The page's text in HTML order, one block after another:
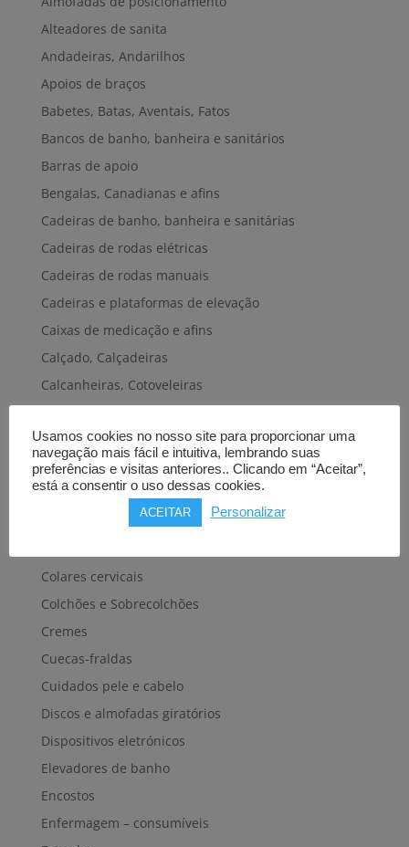
Alteadores de sanita
Andadeiras, Andarilhos
Apoios de braços
Babetes, Batas, Aventais, Fatos
Bancos de banho, banheira e sanitários
Barras de apoio
Bengalas, Canadianas e afins
Cadeiras de banho, banheira e sanitárias
Cadeiras de rodas elétricas
Cadeiras de rodas manuais
Cadeiras e plataformas de elevação
Caixas de medicação e afins
Calçado, Calçadeiras
Calcanheiras, Cotoveleiras
Carros hospitalares
Cestas, Arneses
Cintas e Faixas
Cintos, Coletes e afins
Colares cervicais
Colchões e Sobrecolchões
Cremes
Cuecas-fraldas
Cuidados pele e cabelo
Discos e almofadas giratórios
Dispositivos eletrónicos
Elevadores de banho
Encostos
Enfermagem – consumíveis
Usamos cookies no nosso site para proporcionar uma
navegação mais fácil e intuitiva, lembrando suas
preferências e visitas anteriores.. Clicando em “Aceitar”,
está a consentir o uso dessas cookies.
ACEITAR Personalizar